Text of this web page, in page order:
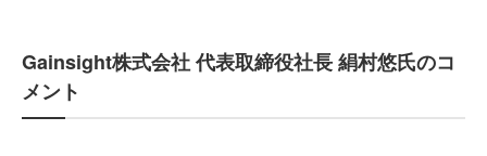
Gainsight株式会社 代表取締役社長 絹村悠氏のコ
メント